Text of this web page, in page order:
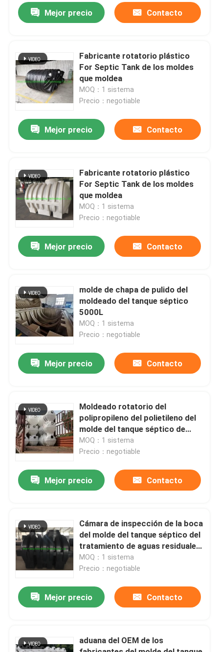
Hogar
Videos
Viaje de la fábrica
Control de calidad
Éntrenos en contacto con
Noticias
Molde de Rotomoulding
Mejor precio Contacto
Fabricante rotatorio plástico
For Septic Tank de los moldes
que moldea
MOQ：1 sistema
Precio：negotiable
Mejor precio Contacto
Fabricante rotatorio plástico
For Septic Tank de los moldes
que moldea
MOQ：1 sistema
Precio：negotiable
Mejor precio Contacto
molde de chapa de pulido del
moldeado del tanque séptico
5000L
MOQ：1 sistema
Precio：negotiable
Mejor precio Contacto
Moldeado rotatorio del
polipropileno del polietileno del
molde del tanque séptico de
Rotomould
MOQ：1 sistema
Precio：negotiable
Mejor precio Contacto
Cámara de inspección de la boca
del molde del tanque séptico del
tratamiento de aguas residuales
1500L
MOQ：1 sistema
Precio：negotiable
Mejor precio Contacto
aduana del OEM de los